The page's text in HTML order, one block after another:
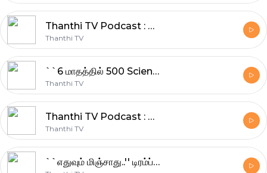
Thanthi TV Podcast : தந்தி காலை செய்திகள் | Morning News | Tamil News (07/04/2025)
Thanthi TV
``6 மாதத்தில் 500 Scientific கொ*லகள்''... அலறவிடும் சீக்ரெட் Mafia சுருண்டு கிடந்த பெண்... அதிர்ந்த அதிகாரிகள் என்ன நடக்கிறது வடமேற்கு தமிழகத்தில்..?
Thanthi TV
Thanthi TV Podcast : தந்தி காலை செய்திகள் | Morning News | Tamil News (07/04/2025)
Thanthi TV
``எதுவும் மிஞ்சாது..'' டிரம்ப்க்கு புதின் ஓபன் வார்னிங் - USக்கு ஈரான் சவால்